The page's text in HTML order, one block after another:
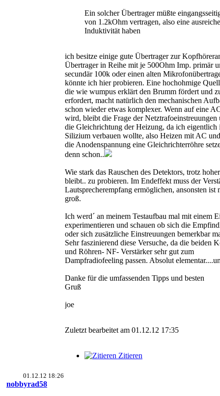
Ein solcher Übertrager müßte
von 1.2kOhm vertragen, also eine
Induktivität haben
ich besitze einige gute Übertrager zur
Übertrager in Reihe mit je 500Ohm Imp. primär
secundär 100k oder einen alten
könnte ich hier probieren. Eine hochohmige
die wie wumpus erklärt den Brumm fördert und
erfordert, macht natürlich den mechanischen
schon wieder etwas komplexer. Wenn auf eine
wird, bleibt die Frage der Netztrafoeinstreuungen
die Gleichrichtung der Heizung, da ich eigentlich
Silizium verbauen wollte, also Heizen mit AC
die Anodenspannung eine Gleichrichterröhre
denn schon..
Wie stark das Rauschen des Detektors, trotz
bleibt.. zu probieren. Im Endeffekt muss der
Lautsprecherempfang ermöglichen, ansonsten
groß.
Ich werd´ an meinem Testaufbau mal mit einem
experimentieren und schauen ob sich die
oder sich zusätzliche Einstreuungen bemerkbar
Sehr faszinierend diese Versuche, da die beiden
und Röhren- NF- Verstärker sehr gut zum
Dampfradiofeeling passen. Absolut
Danke für die umfassenden Tipps und besten
Gruß
joe
Zuletzt bearbeitet am 01.12.12 17:35
Zitieren
01.12.12 18:26
nobbyrad58